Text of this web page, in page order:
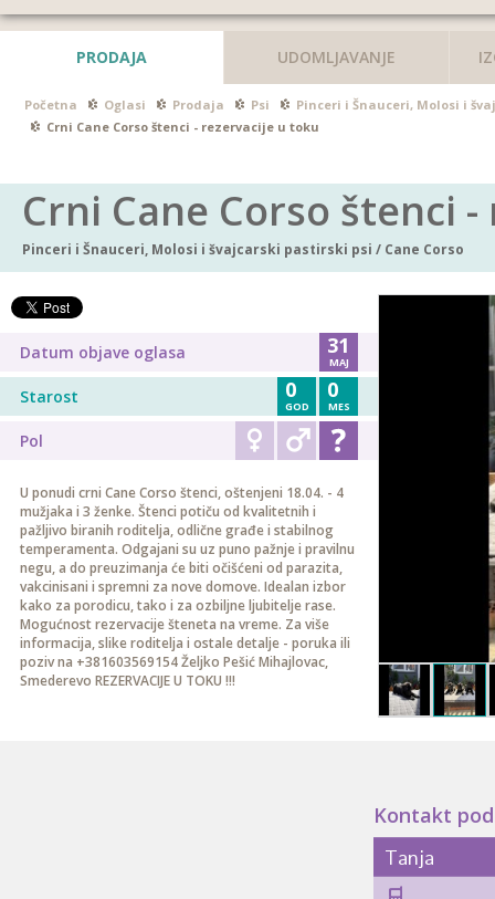
PRODAJA UDOMLJAVANJE
Početna Oglasi Prodaja Psi
Pinceri i Šnauceri, Molosi i
Crni Cane Corso štenci - rezervacije u toku
Crni Cane Corso štenci
Pinceri i Šnauceri, Molosi i švajcarski pastirski psi / Cane Corso
Datum objave oglasa 31
MAJ
Starost 0
MES
0
GOD
Pol
U ponudi crni Cane Corso štenci, oštenjeni 18.04. - 4
mužjaka i 3 ženke. Štenci potiču od kvalitetnih i
pažljivo biranih roditelja, odlične građe i stabilnog
temperamenta. Odgajani su uz puno pažnje i pravilnu
negu, a do preuzimanja će biti očišćeni od parazita,
vakcinisani i spremni za nove domove. Idealan izbor
kako za porodicu, tako i za ozbiljne ljubitelje rase.
Mogućnost rezervacije šteneta na vreme. Za više
informacija, slike roditelja i ostale detalje - poruka ili
poziv na +381603569154 Željko Pešić Mihajlovac,
Smederevo REZERVACIJE U TOKU !!!
Kontakt
Tanja